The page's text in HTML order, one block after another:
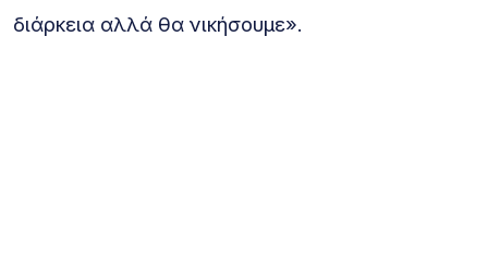
διάρκεια αλλά θα νικήσουμε».